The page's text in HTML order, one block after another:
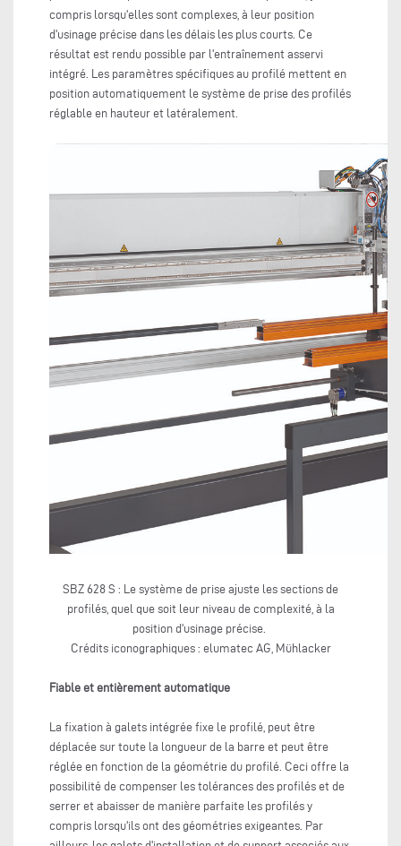
compris lorsqu'elles sont complexes, à leur position
d'usinage précise dans les délais les plus courts. Ce
résultat est rendu possible par l'entraînement asservi
intégré. Les paramètres spécifiques au profilé mettent en
position automatiquement le système de prise des profilés
réglable en hauteur et latéralement.
SBZ 628 S : Le système de prise ajuste les sections de
profilés, quel que soit leur niveau de complexité, à la
position d'usinage précise.
Crédits iconographiques : elumatec AG, Mühlacker
Fiable et entièrement automatique
La fixation à galets intégrée fixe le profilé, peut être
déplacée sur toute la longueur de la barre et peut être
réglée en fonction de la géométrie du profilé. Ceci offre la
possibilité de compenser les tolérances des profilés et de
serrer et abaisser de manière parfaite les profilés y
compris lorsqu'ils ont des géométries exigeantes. Par